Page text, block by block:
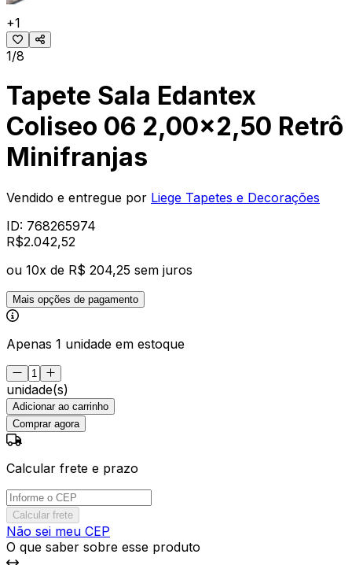
+1
1/8
Tapete Sala Edantex
Coliseo 06 2,00x2,50 Retrô
Minifranjas
Vendido e entregue por Liege Tapetes e Decorações
ID: 768265974
R$2.042,52
ou 10x de R$ 204,25 sem juros
Mais opções de pagamento
Apenas 1 unidade em estoque
unidade(s)
Adicionar ao carrinho
Comprar agora
Calcular frete e prazo
Calcular frete
Não sei meu CEP
O que saber sobre esse produto